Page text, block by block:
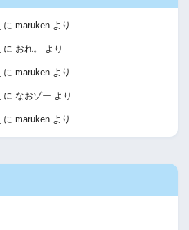
に maruken より
に おれ。 より
に maruken より
に なおゾー より
に maruken より